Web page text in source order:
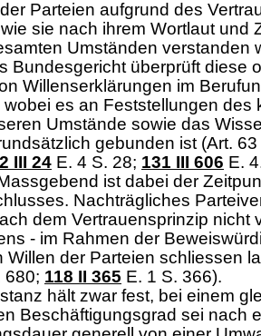
Parteien aufgrund des
sie nach ihrem Wortlaut und
Umständen verstanden
Bundesgericht überprüft diese
Willenserklärungen im
wobei es an Feststellungen des
Umstände sowie das
gebunden ist (Art.
III 24 E. 4 S. 28; 131 III 606 E.
ist dabei der
Nachträgliches
dem Vertrauensprinzip nicht
- im Rahmen der
Willen der Parteien schliessen
680; 118 II 365 E. 1 S. 366).
hält zwar fest, bei einem
Beschäftigungsgrad sei nach